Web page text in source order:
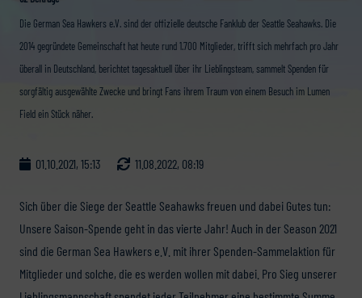
Die German Sea Hawkers e.V. sind der offizielle deutsche Fanklub der Seattle Seahawks. Die
2014 gegründete Gemeinschaft hat heute rund 1.700 Mitglieder, trifft sich mehrfach pro Jahr
überall in Deutschland, berichtet tagesaktuell über ihr Lieblingsteam, sammelt Spenden für
sorgfältig ausgewählte Zwecke und bringt Fans ihrem Traum von einem Besuch im Lumen
Field ein Stück näher.
01.10.2021, 15:13 11.08.2022, 08:19
Sich über die Siege der Seattle Seahawks freuen und dabei Gutes tun:
Unsere Saison-Spende geht in das vierte Jahr! Auch in der Season 2021
sind die German Sea Hawkers e.V. mit ihrer Spenden-Sammelaktion für
Mitglieder und solche, die es werden wollen mit dabei. Pro Sieg unserer